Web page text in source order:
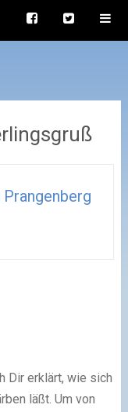
Dir erklärt, wie sich
läßt. Um von